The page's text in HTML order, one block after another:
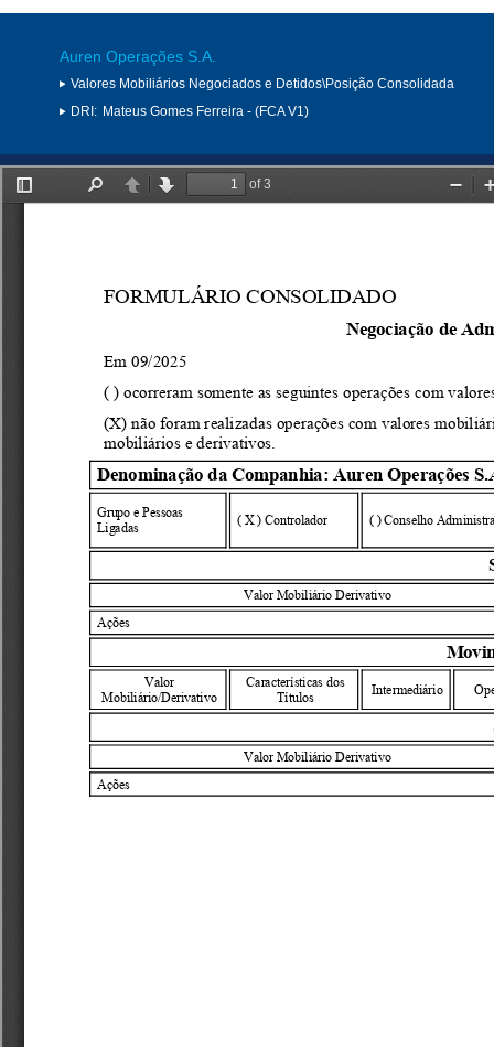
Auren Operações S.A.
Valores Mobiliários Negociados e Detidos\Posição Consolidada
DRI: Mateus Gomes Ferreira - (FCA V1)